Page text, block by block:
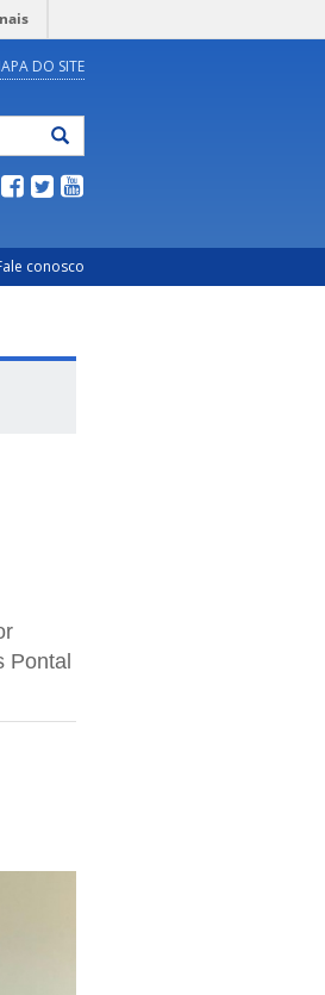
DO SITE
conosco
Pontal